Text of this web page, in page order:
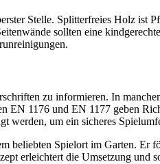
Stelle. Splitterfreies Holz ist
sollten eine
zu informieren. In
EN 1176 und EN 1177 geben
werden, um ein sicheres
beliebten Spielort im Garten. Er
erleichtert die Umsetzung und